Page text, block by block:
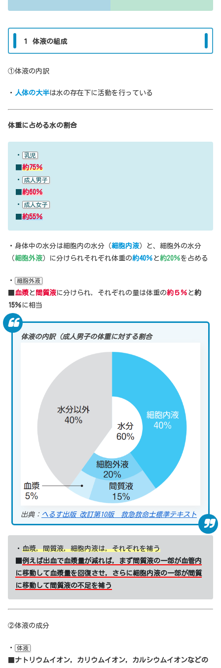
１ 体液の組成
①体液の内訳
・ 人体の大半は水の存在下に活動を行っている
体重に占める水の割合
・ 乳児
約75％
・
成人男子
約60％
・
成人女子
約55％
・身体中の水分は細胞内の水分（細胞内液）と、細胞外の水分
（細胞外液）に分けられそれぞれ体重の約40％ と約20％を占める
・ 細胞外液
血漿と 間質液に分けられ，それぞれの量は体重の約５％ と約
15％ に相当
体液の内訳（成人男子の体重に対する割合
出典： へるす出版 改訂第10版 救急救命士標準テキスト
・ 血漿，間質液，細胞内液は，それぞれを補う
例えば出血で血漿量が減れば，まず間質液の一部が血管内
に移動して血漿量を回復させ，さらに細胞内液の一部が間質
に移動して間質液の不足を補う
②体液の成分
・ 体液
ナトリウムイオン，カリウムイオン，カルシウムイオンなどの